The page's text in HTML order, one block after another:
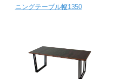
ニングテーブル幅1350